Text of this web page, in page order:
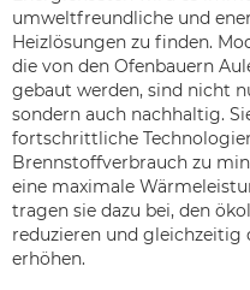
umweltfreundliche und
Heizlösungen zu finden.
die von den Ofenbauern
gebaut werden, sind nicht
sondern auch nachhaltig.
fortschrittliche
Brennstoffverbrauch zu
eine maximale
tragen sie dazu bei, den
reduzieren und
erhöhen.